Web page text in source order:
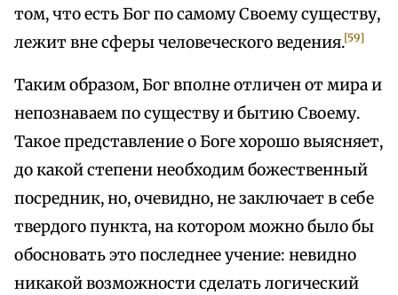
том, что есть Бог по самому Своему существу,
лежит вне сферы человеческого ведения.[59]
Таким образом, Бог вполне отличен от мира и
непознаваем по существу и бытию Своему.
Такое представление о Боге хорошо выясняет,
до какой степени необходим божественный
посредник, но, очевидно, не заключает в себе
твердого пункта, на котором можно было бы
обосновать это последнее учение: невидно
никакой возможности сделать логический